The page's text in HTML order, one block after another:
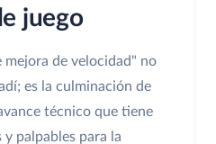
juego
mejora de velocidad" no
es la culminación de
técnico que tiene
palpables para la